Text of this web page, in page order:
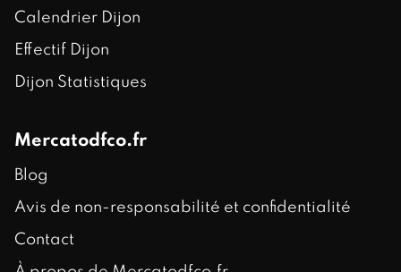
Calendrier Dijon
Effectif Dijon
Dijon Statistiques
Mercatodfco.fr
Blog
Avis de non-responsabilité et confidentialité
Contact